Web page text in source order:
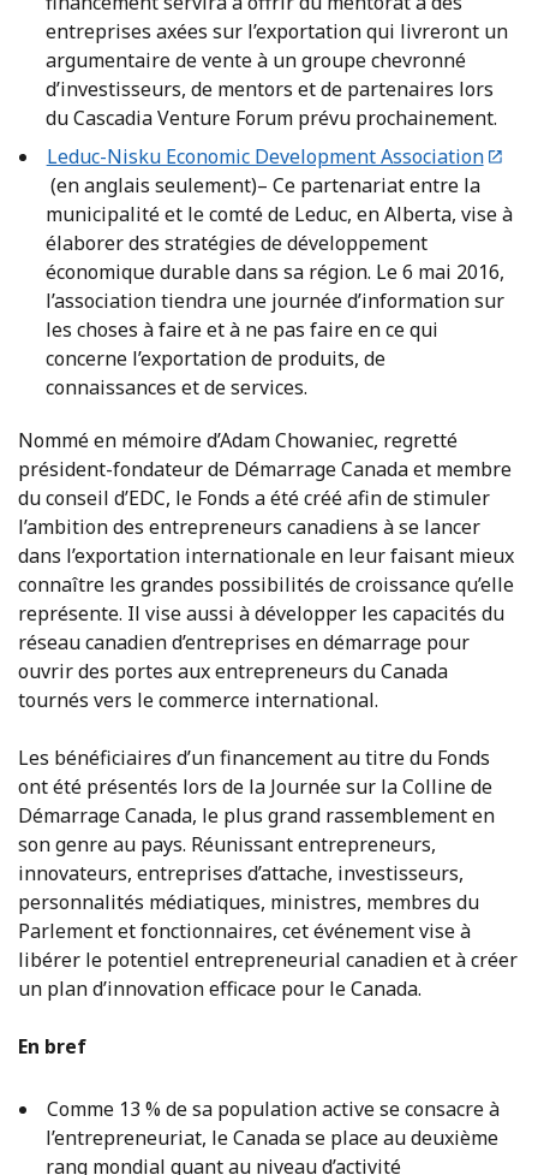
entreprises axées sur l’exportation qui livreront un
argumentaire de vente à un groupe chevronné
d’investisseurs, de mentors et de partenaires lors
du Cascadia Venture Forum prévu prochainement.
Leduc-Nisku Economic Development Association
(en anglais seulement)– Ce partenariat entre la
municipalité et le comté de Leduc, en Alberta, vise à
élaborer des stratégies de développement
économique durable dans sa région. Le 6 mai 2016,
l’association tiendra une journée d’information sur
les choses à faire et à ne pas faire en ce qui
concerne l’exportation de produits, de
connaissances et de services.
Nommé en mémoire d’Adam Chowaniec, regretté
président-fondateur de Démarrage Canada et membre
du conseil d’EDC, le Fonds a été créé afin de stimuler
l’ambition des entrepreneurs canadiens à se lancer
dans l’exportation internationale en leur faisant mieux
connaître les grandes possibilités de croissance qu’elle
représente. Il vise aussi à développer les capacités du
réseau canadien d’entreprises en démarrage pour
ouvrir des portes aux entrepreneurs du Canada
tournés vers le commerce international.
Les bénéficiaires d’un financement au titre du Fonds
ont été présentés lors de la Journée sur la Colline de
Démarrage Canada, le plus grand rassemblement en
son genre au pays. Réunissant entrepreneurs,
innovateurs, entreprises d’attache, investisseurs,
personnalités médiatiques, ministres, membres du
Parlement et fonctionnaires, cet événement vise à
libérer le potentiel entrepreneurial canadien et à créer
un plan d’innovation efficace pour le Canada.
En bref
Comme 13 % de sa population active se consacre à
l’entrepreneuriat, le Canada se place au deuxième
rang mondial quant au niveau d’activité